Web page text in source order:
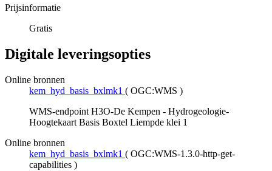
Prijsinformatie
Gratis
Digitale leveringsopties
Online bronnen
kem_hyd_basis_bxlmk1 ( OGC:WMS )
WMS-endpoint H3O-De Kempen - Hydrogeologie-
Hoogtekaart Basis Boxtel Liempde klei 1
Online bronnen
kem_hyd_basis_bxlmk1 ( OGC:WMS-1.3.0-http-get-
capabilities )